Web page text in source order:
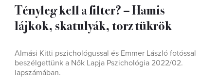
Tényleg kell a filter? – Hamis
lájkok, skatulyák, torz tükrök
Almási Kitti pszichológussal és Emmer László fotóssal
beszélgettünk a Nők Lapja Pszichológia 2022/02.
lapszámában.